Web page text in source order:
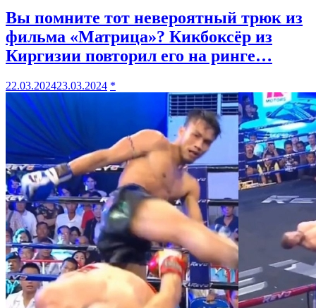
Вы помните тот невероятный трюк из
фильма «Матрица»? Кикбоксёр из
Киргизии повторил его на ринге…
22.03.202423.03.2024 *